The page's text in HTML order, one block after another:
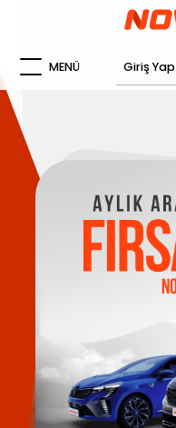
MENÜ Giriş Yap